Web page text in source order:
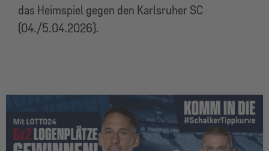
das Heimspiel gegen den Karlsruher SC
(04./5.04.2026).